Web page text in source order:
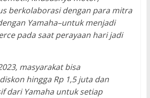
berkolaborasi dengan para mitra
Yamaha–untuk menjadi
pada saat perayaan hari jadi
masyarakat bisa
hingga Rp 1,5 juta dan
dari Yamaha untuk setiap